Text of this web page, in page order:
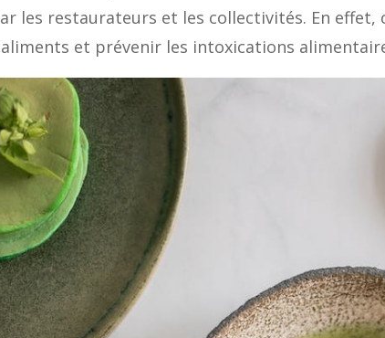
les restaurateurs et les collectivités. En
et prévenir les intoxications